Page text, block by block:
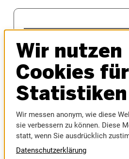
AUTOMESSE
MESSEFRÜHLING
HAUS & BAU
INNVIERTLER OKTOBERFEST
MODELLBAUMESSE
SPORTMESSE
RIEDER MESSE
RIEDER VOLKSFEST
Wir nutzen
Cookies für
Statistiken
Wir messen anonym, wie diese
sie verbessern zu können. Diese
statt, wenn Sie ausdrücklich
Datenschutzerklärung